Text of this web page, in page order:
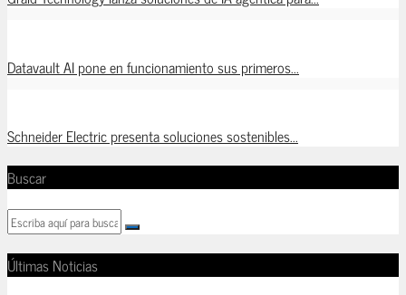
Datavault AI pone en funcionamiento sus primeros...
Schneider Electric presenta soluciones sostenibles...
Buscar
Últimas Noticias